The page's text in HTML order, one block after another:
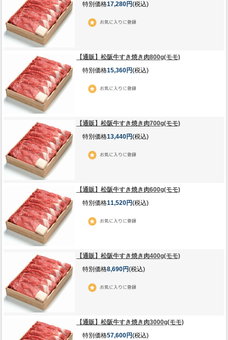
特別価格17,280円(税込)
【通販】松阪牛すき焼き肉800g(モモ)
特別価格15,360円(税込)
【通販】松阪牛すき焼き肉700g(モモ)
特別価格13,440円(税込)
【通販】松阪牛すき焼き肉600g(モモ)
特別価格11,520円(税込)
【通販】松阪牛すき焼き肉400g(モモ)
特別価格8,690円(税込)
【通販】松阪牛すき焼き肉3000g(モモ)
特別価格57,600円(税込)